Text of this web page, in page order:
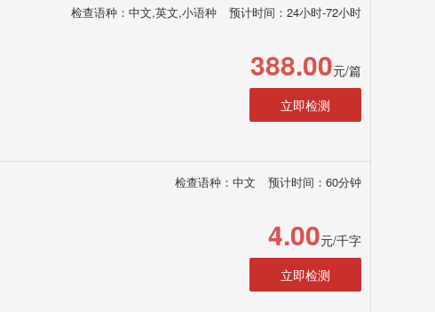
检查语种：中文,英文,小语种 预计时间：24小时-72小时
388.00元/篇
立即检测
检查语种：中文 预计时间：60分钟
4.00元/千字
立即检测